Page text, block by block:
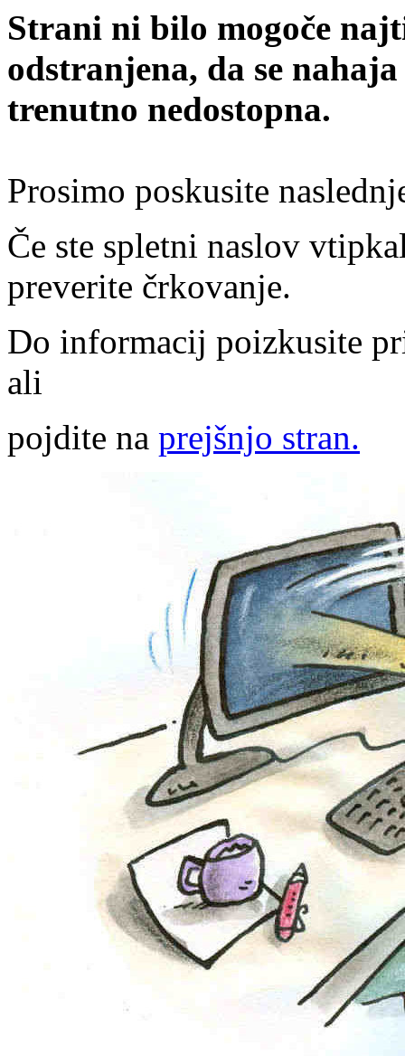
Strani ni bilo mogoče
odstranjena, da se
trenutno nedostopna.
Prosimo poskusite
Če ste spletni naslov
preverite črkovanje.
Do informacij poizkusite
ali
pojdite na prejšnjo stran.